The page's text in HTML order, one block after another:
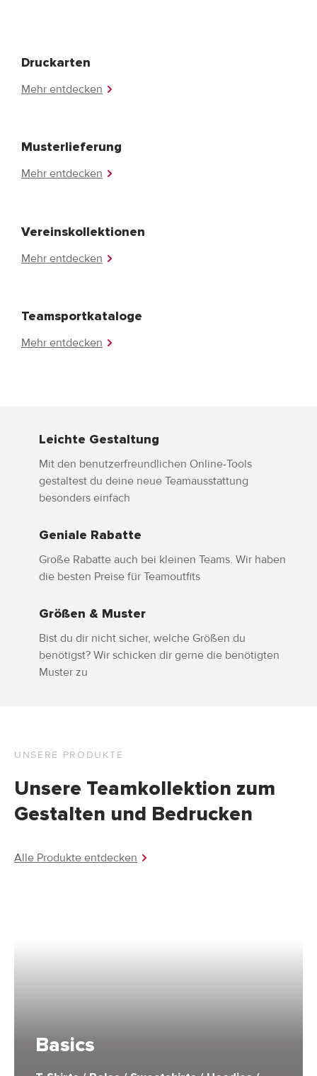
Druckarten
Mehr entdecken
Musterlieferung
Mehr entdecken
Vereinskollektionen
Mehr entdecken
Teamsportkataloge
Mehr entdecken
Leichte Gestaltung
Mit den benutzerfreundlichen Online-Tools
gestaltest du deine neue Teamausstattung
besonders einfach
Geniale Rabatte
Große Rabatte auch bei kleinen Teams. Wir haben
die besten Preise für Teamoutfits
Größen & Muster
Bist du dir nicht sicher, welche Größen du
benötigst? Wir schicken dir gerne die benötigten
Muster zu
UNSERE PRODUKTE
Unsere Teamkollektion zum
Gestalten und Bedrucken
Alle Produkte entdecken
Basics